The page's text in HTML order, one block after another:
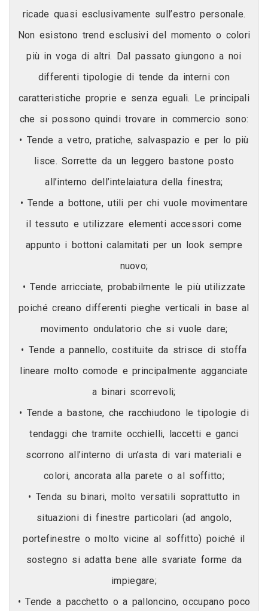
ricade quasi esclusivamente sull’estro personale.
Non esistono trend esclusivi del momento o colori
più in voga di altri. Dal passato giungono a noi
differenti tipologie di tende da interni con
caratteristiche proprie e senza eguali. Le principali
che si possono quindi trovare in commercio sono:
• Tende a vetro, pratiche, salvaspazio e per lo più
lisce. Sorrette da un leggero bastone posto
all’interno dell’intelaiatura della finestra;
• Tende a bottone, utili per chi vuole movimentare
il tessuto e utilizzare elementi accessori come
appunto i bottoni calamitati per un look sempre
nuovo;
• Tende arricciate, probabilmente le più utilizzate
poiché creano differenti pieghe verticali in base al
movimento ondulatorio che si vuole dare;
• Tende a pannello, costituite da strisce di stoffa
lineare molto comode e principalmente agganciate
a binari scorrevoli;
• Tende a bastone, che racchiudono le tipologie di
tendaggi che tramite occhielli, laccetti e ganci
scorrono all’interno di un’asta di vari materiali e
colori, ancorata alla parete o al soffitto;
• Tenda su binari, molto versatili soprattutto in
situazioni di finestre particolari (ad angolo,
portefinestre o molto vicine al soffitto) poiché il
sostegno si adatta bene alle svariate forme da
impiegare;
• Tende a pacchetto o a palloncino, occupano poco